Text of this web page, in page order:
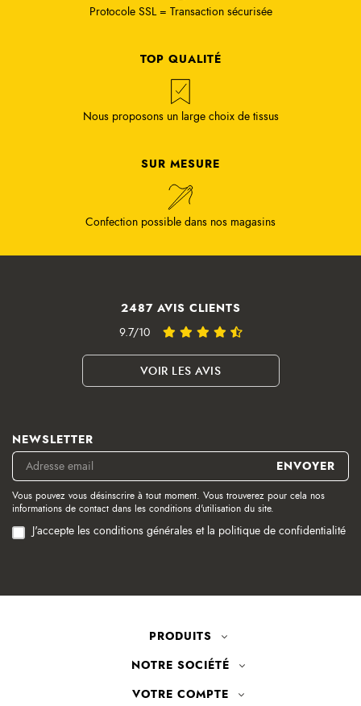
Protocole SSL = Transaction sécurisée
TOP QUALITÉ
Nous proposons un large choix de tissus
SUR MESURE
Confection possible dans nos magasins
2487 AVIS CLIENTS
9.7/10
VOIR LES AVIS
NEWSLETTER
Vous pouvez vous désinscrire à tout moment. Vous trouverez pour cela nos
informations de contact dans les conditions d'utilisation du site.
J'accepte les conditions générales et la politique de confidentialité
PRODUITS
NOTRE SOCIÉTÉ
VOTRE COMPTE